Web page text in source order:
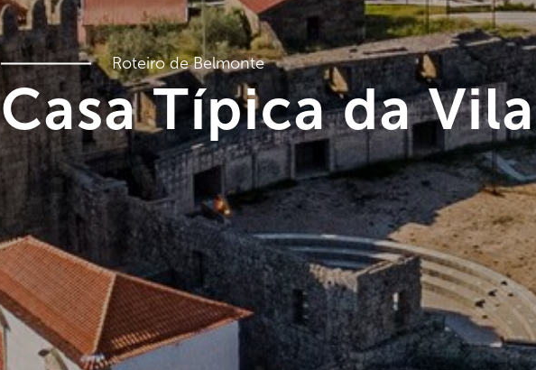
Roteiro de Belmonte
Casa Típica da Vila